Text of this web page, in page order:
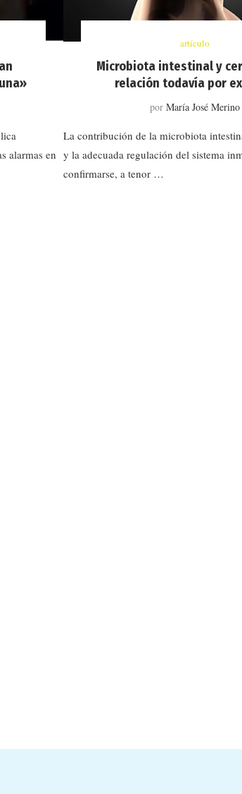
alarmas en
artículo
Microbiota intestinal y
relación todavía por
porMaría José Merino
La contribución de la microbiota
y la adecuada regulación del sistema
confirmarse, a tenor …